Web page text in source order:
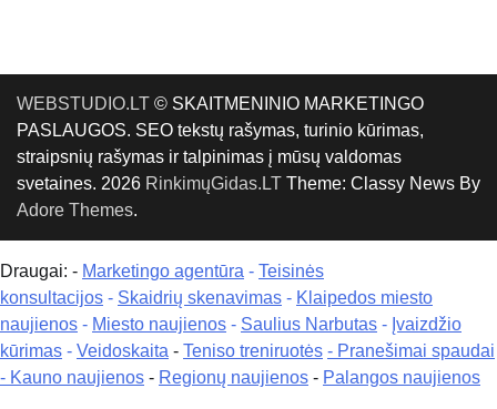
WEBSTUDIO.LT © SKAITMENINIO MARKETINGO
PASLAUGOS. SEO tekstų rašymas, turinio kūrimas,
straipsnių rašymas ir talpinimas į mūsų valdomas
svetaines. 2026 RinkimųGidas.LT Theme: Classy News By
Adore Themes.
Draugai: - Marketingo agentūra - Teisinės
konsultacijos - Skaidrių skenavimas - Klaipedos miesto
naujienos - Miesto naujienos - Saulius Narbutas - Įvaizdžio
kūrimas - Veidoskaita - Teniso treniruotės - Pranešimai spaudai
- Kauno naujienos - Regionų naujienos - Palangos naujienos